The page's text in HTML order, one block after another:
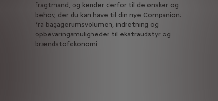
fragtmand, og kender derfor til de ønsker og
behov, der du kan have til din nye Companion;
fra bagagerumsvolumen, indretning og
opbevaringsmuligheder til ekstraudstyr og
brændstoføkonomi.